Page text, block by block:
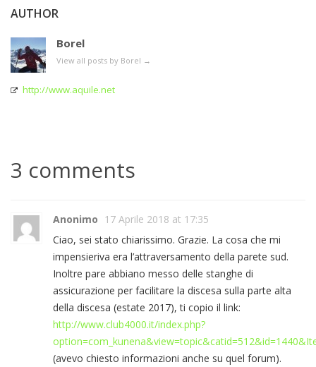
AUTHOR
Borel
View all posts by Borel →
http://www.aquile.net
3 comments
Anonimo 17 Aprile 2018 at 17:35
Ciao, sei stato chiarissimo. Grazie. La cosa che mi
impensieriva era l’attraversamento della parete sud.
Inoltre pare abbiano messo delle stanghe di
assicurazione per facilitare la discesa sulla parte alta
della discesa (estate 2017), ti copio il link:
http://www.club4000.it/index.php?
(avevo chiesto informazioni anche su quel forum).